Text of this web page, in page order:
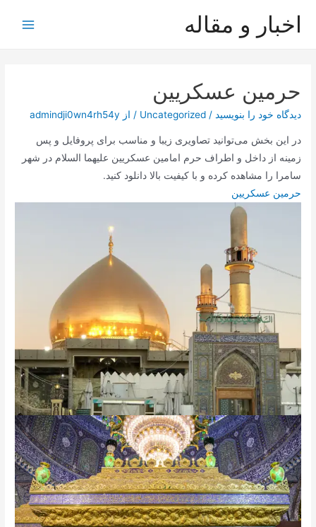
اخبار و مقاله
حرمین عسکریین
دیدگاه‌ خود را بنویسید /
Uncategorized / از admindji0wn4rh54y
در این بخش می‌توانید تصاویری زیبا و مناسب برای پروفایل و پس
زمینه از داخل و اطراف حرم امامین عسکریین علیهما السلام در شهر
سامرا را مشاهده کرده و با کیفیت بالا دانلود کنید.
حرمین عسکریین